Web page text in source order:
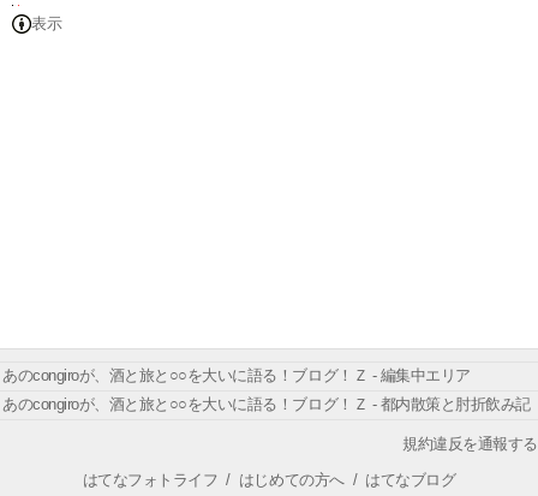
表示
あのcongiroが、酒と旅と○○を大いに語る！ブログ！Ｚ - 編集中エリア
あのcongiroが、酒と旅と○○を大いに語る！ブログ！Ｚ - 都内散策と肘折飲み記
規約違反を通報する
はてなフォトライフ / はじめての方へ/ はてなブログ